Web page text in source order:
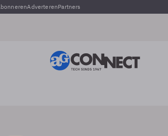
AdverterenPartners